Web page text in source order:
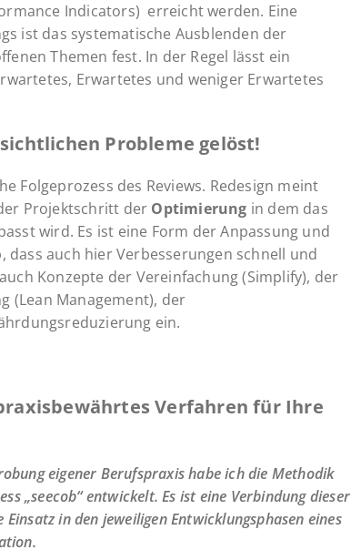
Indicators) erreicht werden. Eine
ist das systematische Ausblenden der
Themen fest. In der Regel lässt ein
Erwartetes und weniger Erwartetes
Probleme gelöst!
Folgeprozess des Reviews. Redesign meint
Projektschritt der Optimierung in dem das
wird. Es ist eine Form der Anpassung und
auch hier Verbesserungen schnell und
Konzepte der Vereinfachung (Simplify), der
(Lean Management), der
ein.
Verfahren für Ihre
eigener Berufspraxis habe ich die Methodik
„seecob“ entwickelt. Es ist eine Verbindung dieser
in den jeweiligen Entwicklungsphasen eines